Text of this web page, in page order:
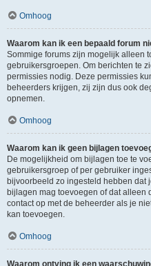
Omhoog
Waarom kan ik een bepaald forum
Sommige forums zijn mogelijk alleen
gebruikersgroepen. Om berichten te
permissies nodig. Deze permissies
beheerders krijgen, zij zijn dus ook
opnemen.
Omhoog
Waarom kan ik geen bijlagen
De mogelijkheid om bijlagen toe te
gebruikersgroep of per gebruiker
bijvoorbeeld zo ingesteld hebben dat
bijlagen mag toevoegen of dat alleen
contact op met de beheerder als je
kan toevoegen.
Omhoog